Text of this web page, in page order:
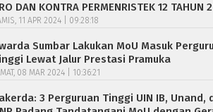
DAN KONTRA PERMENRISTEK 12 TAHUN
11 APR 2024 | 09:28:18
Sumbar Lakukan MoU Masuk
Lewat Jalur Prestasi Pramuka
08 MAR 2024 | 10:36:21
3 Perguruan Tinggi UIN IB, Unand,